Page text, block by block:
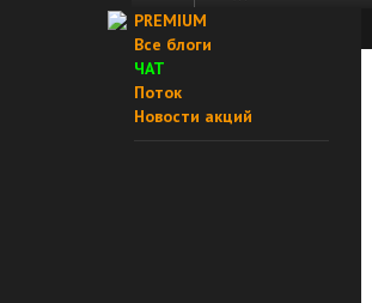
PREMIUM
Все блоги
ЧАТ
Поток
Новости акций